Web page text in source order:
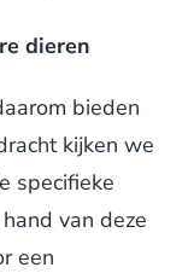
dieren
bieden
kijken we
specifieke
van deze
een